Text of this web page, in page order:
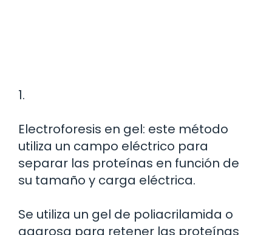
1.
Electroforesis en gel: este método
utiliza un campo eléctrico para
separar las proteínas en función de
su tamaño y carga eléctrica.
Se utiliza un gel de poliacrilamida o
agarosa para retener las proteínas